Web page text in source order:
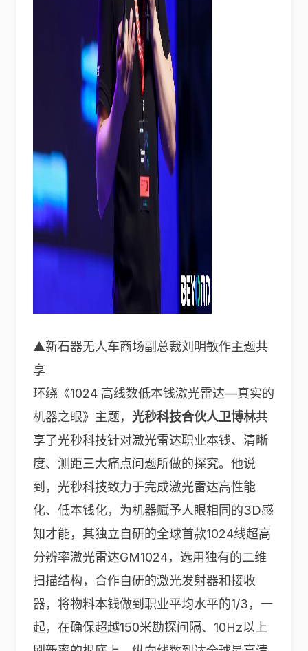
▲新石器无人车商场副总裁刘明敏作主题共
享
环绕《1024 高线数低本钱激光雷达—真实的
机器之眼》主题， 光秒科技合伙人卫博林共
享了光秒科技针对激光雷达职业本钱、清晰
度、测距三大痛点问题所做的探究。他说
到，光秒科技致力于完成激光雷达高性能
化、低本钱化，为机器赋予人眼相同的3D感
知才能，其独立自研的全球首款1024线超高
分辨率激光雷达GM1024，选用独有的二维
扫描结构，合作自研的激光发射器和接收
器，将物料本钱做到职业平均水平的1/3，一
起，在确保超越150米勘探间隔、10Hz以上